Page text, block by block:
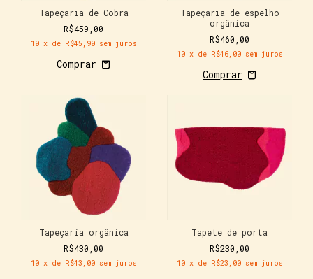
Tapeçaria de Cobra
R$459,00
10 x de R$45,90 sem juros
Tapeçaria de espelho
orgânica
R$460,00
10 x de R$46,00 sem juros
Tapeçaria orgânica
R$430,00
10 x de R$43,00 sem juros
Tapete de porta
R$230,00
10 x de R$23,00 sem juros